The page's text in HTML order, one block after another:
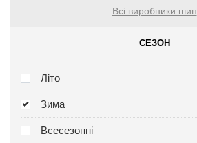
Всі виробники шин
СЕЗОН
Літо
Зима
Всесезонні